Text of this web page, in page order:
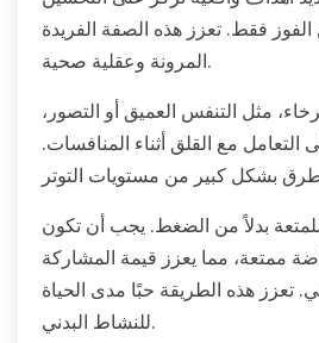
فقط. تعزز هذه الصفة الفريدة
المرونة وعقلية صحية.
مثل التنفس العميق أو التصور،
مع القلق أثناء المنافسات.
للمتعة بدلاً من الضغط. يجب أن تكون
ممتعة، مما يعزز قيمة المشاركة
تعزز هذه الطريقة حبًا مدى الحياة
للنشاط البدني.